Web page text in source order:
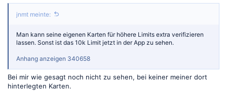
jnmt meinte:
Man kann seine eigenen Karten für höhere Limits extra verifizieren
lassen. Sonst ist das 10k Limit jetzt in der App zu sehen.
Anhang anzeigen 340658
Bei mir wie gesagt noch nicht zu sehen, bei keiner meiner dort
hinterlegten Karten.